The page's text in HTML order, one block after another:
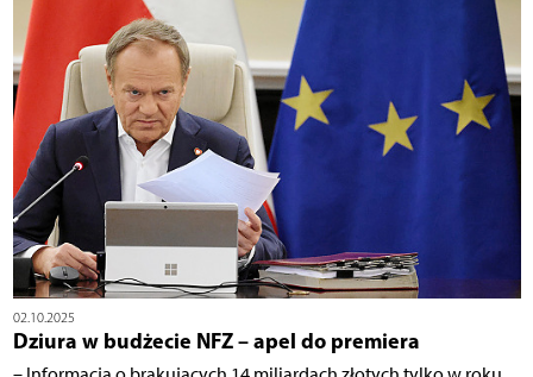
02.10.2025
Dziura w budżecie NFZ – apel do premiera